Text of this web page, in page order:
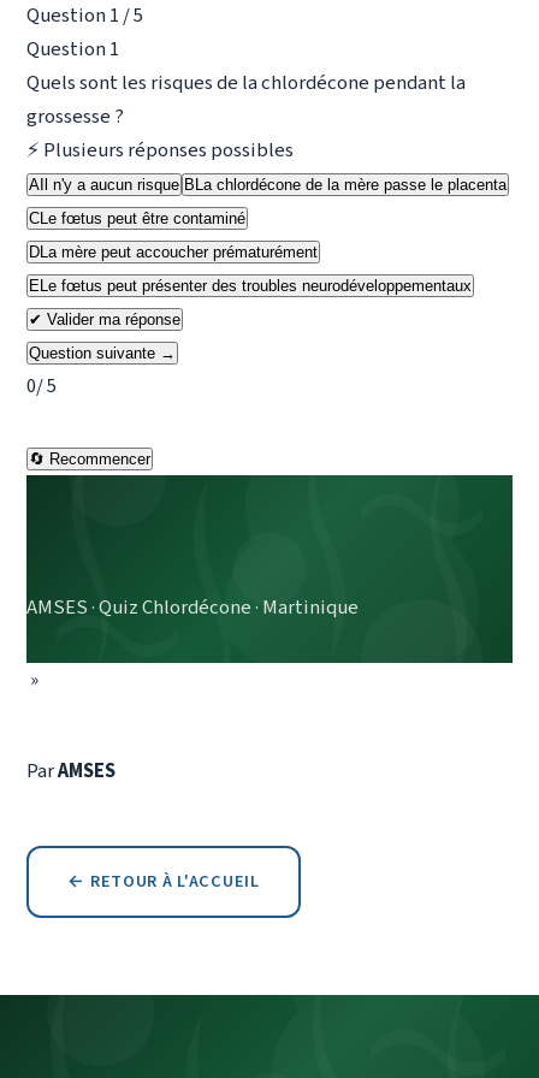
Question 1 / 5
Question 1
Quels sont les risques de la chlordécone pendant la
grossesse ?
⚡ Plusieurs réponses possibles
A Il n'y a aucun risque B La chlordécone de la mère passe le placenta
CLe fœtus peut être contaminé
DLa mère peut accoucher prématurément
ELe fœtus peut présenter des troubles neurodéveloppementaux
✔ Valider ma réponse
Question suivante →
0/ 5
🔄 Recommencer
AMSES · Quiz Chlordécone · Martinique
»
ParAMSES
← RETOUR À L'ACCUEIL